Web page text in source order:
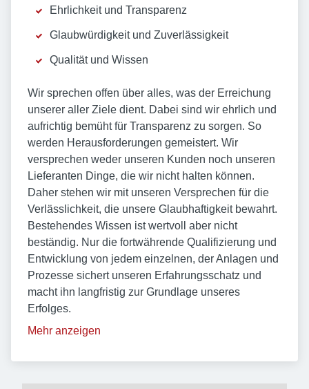
Ehrlichkeit und Transparenz
Glaubwürdigkeit und Zuverlässigkeit
Qualität und Wissen
Wir sprechen offen über alles, was der Erreichung
unserer aller Ziele dient. Dabei sind wir ehrlich und
aufrichtig bemüht für Transparenz zu sorgen. So
werden Herausforderungen gemeistert. Wir
versprechen weder unseren Kunden noch unseren
Lieferanten Dinge, die wir nicht halten können.
Daher stehen wir mit unseren Versprechen für die
Verlässlichkeit, die unsere Glaubhaftigkeit bewahrt.
Bestehendes Wissen ist wertvoll aber nicht
beständig. Nur die fortwährende Qualifizierung und
Entwicklung von jedem einzelnen, der Anlagen und
Prozesse sichert unseren Erfahrungsschatz und
macht ihn langfristig zur Grundlage unseres
Erfolges.
Mehr anzeigen